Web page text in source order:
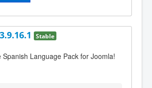
Stable
Spanish Language Pack for Joomla!